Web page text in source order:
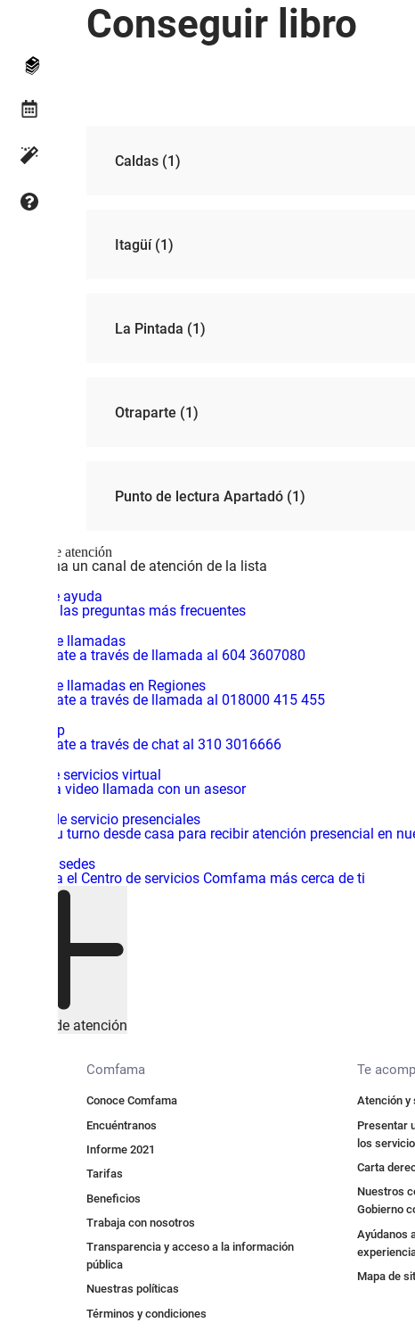
Conseguir libro
Caldas (1)
Itagüí (1)
La Pintada (1)
Otraparte (1)
Punto de lectura Apartadó (1)
Canales de atención
Selecciona un canal de atención de la lista
Centro de ayuda
Consulta las preguntas más frecuentes
Central de llamadas
Comunícate a través de llamada al 604 3607080
Central de llamadas en Regiones
Comunícate a través de llamada al 018000 415 455
WhatsApp
Comunícate a través de chat al 310 3016666
Centro de servicios virtual
Inicia una video llamada con un asesor
Centros de servicio presenciales
Solicita tu turno desde casa para recibir atención presencial en
Mapa de sedes
Encuentra el Centro de servicios Comfama más cerca de ti
Canales de atención
Comfama
Conoce Comfama
Encuéntranos
Informe 2021
Tarifas
Beneficios
Trabaja con nosotros
Transparencia y acceso a la información
pública
Nuestras políticas
Términos y condiciones
Te
Atención y
Presentar
los
Carta
Nuestros
Gobierno
Ayúdanos
Mapa de